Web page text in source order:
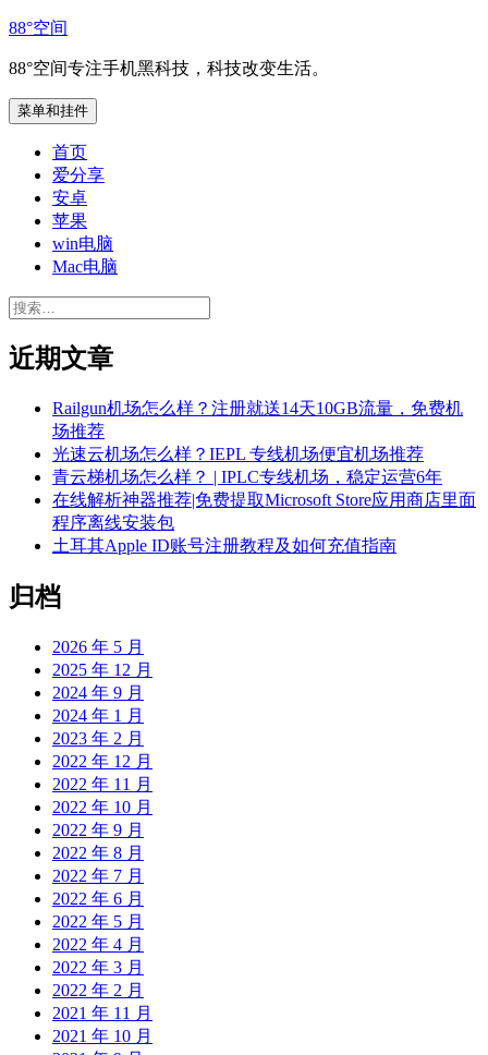
跳
内
容
88°空间
88°空间专注手机黑科技，科技改变生活。
菜单和挂件
首页
爱分享
安卓
苹果
win电脑
Mac电脑
搜
近期文章
Railgun机场怎么样？注册就送14天10GB流量，免费机
场推荐
光速云机场怎么样？IEPL 专线机场便宜机场推荐
青云梯机场怎么样？ | IPLC专线机场，稳定运营6年
在线解析神器推荐|免费提取Microsoft Store应用商店里面
程序离线安装包
土耳其Apple ID账号注册教程及如何充值指南
归档
2026 年 5 月
2025 年 12 月
2024 年 9 月
2024 年 1 月
2023 年 2 月
2022 年 12 月
2022 年 11 月
2022 年 10 月
2022 年 9 月
2022 年 8 月
2022 年 7 月
2022 年 6 月
2022 年 5 月
2022 年 4 月
2022 年 3 月
2022 年 2 月
2021 年 11 月
2021 年 10 月